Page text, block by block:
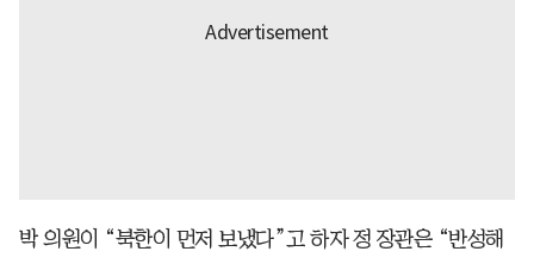
박 의원이 “북한이 먼저 보냈다”고 하자 정 장관은 “반성해